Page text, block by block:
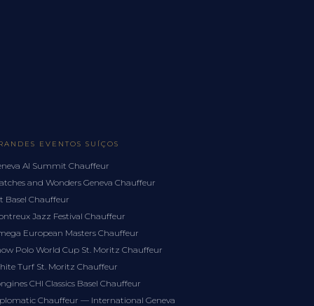
EVENTOS SUÍÇOS
AI Summit Chauffeur
and Wonders Geneva Chauffeur
Basel Chauffeur
Jazz Festival Chauffeur
European Masters Chauffeur
Polo World Cup St. Moritz Chauffeur
Turf St. Moritz Chauffeur
CHI Classics Basel Chauffeur
Chauffeur — International Geneva